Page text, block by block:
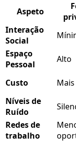
Aspeto
Interação
Social
Espaço
Pessoal
Alto
Custo
Níveis de
Ruído
Redes de
trabalho